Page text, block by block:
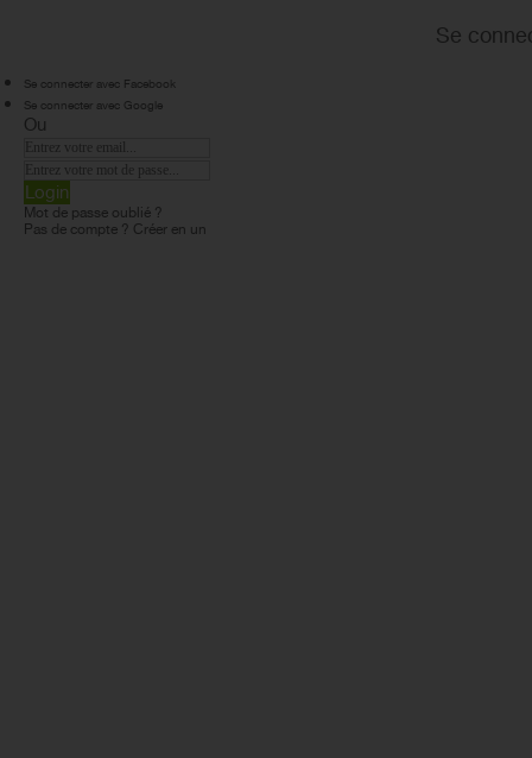
Se
Se connecter avec Facebook
Se connecter avec Google
Ou
Login
Mot de passe oublié ?
Pas de compte ? Créer en un